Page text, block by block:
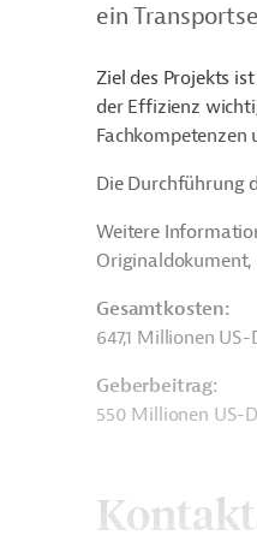
ein
Ziel des Projekts
der Effizienz
Fachkompetenzen
Die Durchführung
Weitere
Gesamtkosten:
647,1 Millionen
Geberbeitrag:
550 Millionen US-